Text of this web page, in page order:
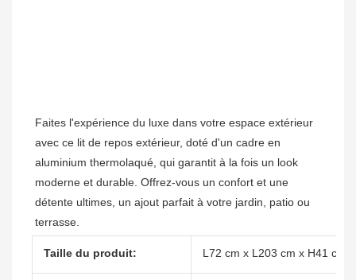
Faites l'expérience du luxe dans votre espace extérieur
avec ce lit de repos extérieur, doté d'un cadre en
aluminium thermolaqué, qui garantit à la fois un look
moderne et durable. Offrez-vous un confort et une
détente ultimes, un ajout parfait à votre jardin, patio ou
Taille du produit: L72 cm x L203 cm x H41 cm